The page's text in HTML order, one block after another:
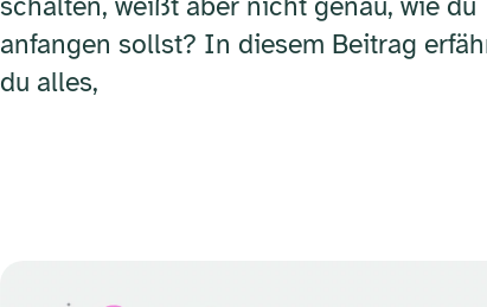
schalten, weißt aber nicht genau, wie du
anfangen sollst? In diesem Beitrag
du alles,